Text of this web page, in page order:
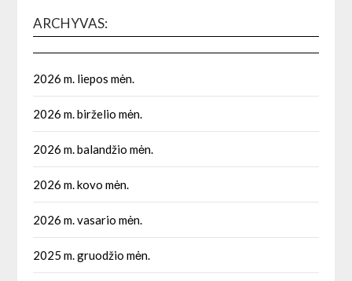
ARCHYVAS:
2026 m. liepos mėn.
2026 m. birželio mėn.
2026 m. balandžio mėn.
2026 m. kovo mėn.
2026 m. vasario mėn.
2025 m. gruodžio mėn.